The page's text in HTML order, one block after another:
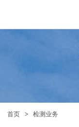
首页 > 检测业务